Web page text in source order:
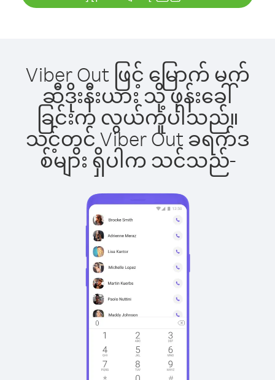
Viber Out ဖြင့် မြောက် မက်
ဆီဒိုးနီးယား သို့ ဖုန်းခေါ်
ခြင်းက လွယ်ကူပါသည်။
သင့်တွင် Viber Out ခရက်ဒ
စ်များ ရှိပါက သင်သည်-